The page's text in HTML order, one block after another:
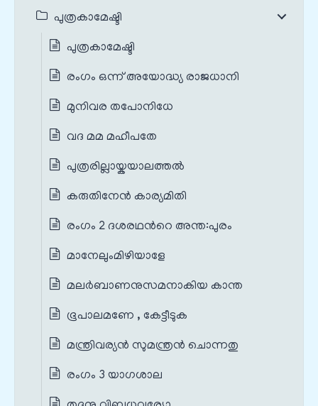
പുത്രകാമേഷ്ടി
പുത്രകാമേഷ്ടി
രംഗം ഒന്ന് അയോദ്ധ്യ രാജധാനി
മുനിവര തപോനിധേ
വദ മമ മഹീപതേ
പുത്രരില്ലായ്കയാലത്തൽ
കരുതിനേൻ കാര്യമിതി
രംഗം 2 ദശരഥന്‍റെ അന്ത:പുരം
മാനേലുംമിഴിയാളേ
മലർബാണനുസമനാകിയ കാന്ത
ഭൂപാലമണേ , കേട്ടീടുക
മന്ത്രിവര്യൻ‍ സുമന്ത്രൻ‍ ചൊന്നതു
രംഗം 3 യാഗശാല